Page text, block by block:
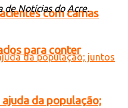
com camas
para conter
de Notícias do Acre.
da população;